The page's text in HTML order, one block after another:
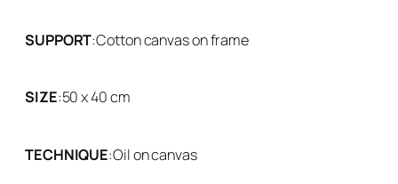
SUPPORT:Cotton canvas on frame
SIZE:50 x 40 cm
TECHNIQUE:Oil on canvas